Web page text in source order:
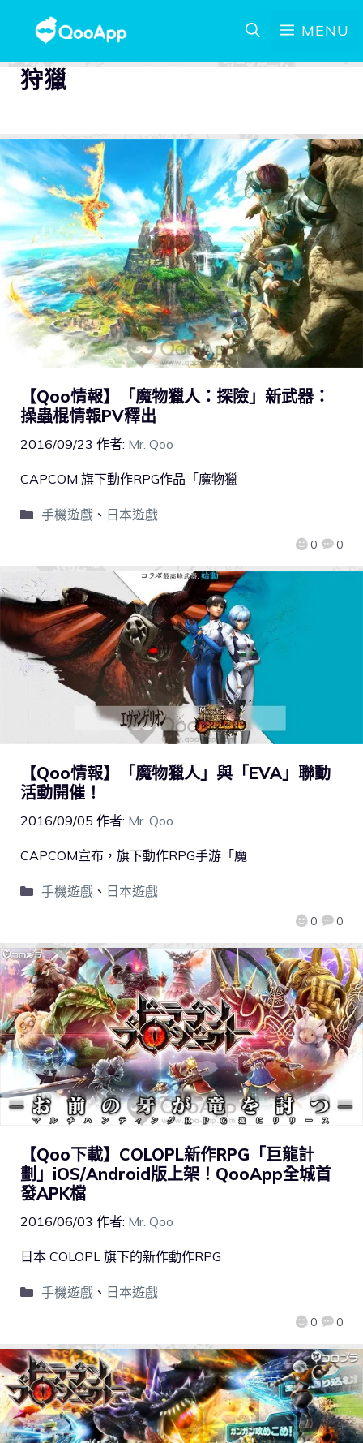
MENU
狩獵
【Qoo情報】「魔物獵人：探險」新武器：
操蟲棍情報PV釋出
2016/09/23 作者: Mr. Qoo
0 0
CAPCOM 旗下動作RPG作品「魔物獵
手機遊戲、 日本遊戲
【Qoo情報】「魔物獵人」與「EVA」聯動
活動開催！
2016/09/05 作者: Mr. Qoo
0 0
CAPCOM宣布，旗下動作RPG手游「魔
手機遊戲、 日本遊戲
【Qoo下載】COLOPL新作RPG「巨龍計
劃」iOS/Android版上架！QooApp全城首
發APK檔
2016/06/03 作者: Mr. Qoo
0 0
日本 COLOPL 旗下的新作動作RPG
手機遊戲、 日本遊戲